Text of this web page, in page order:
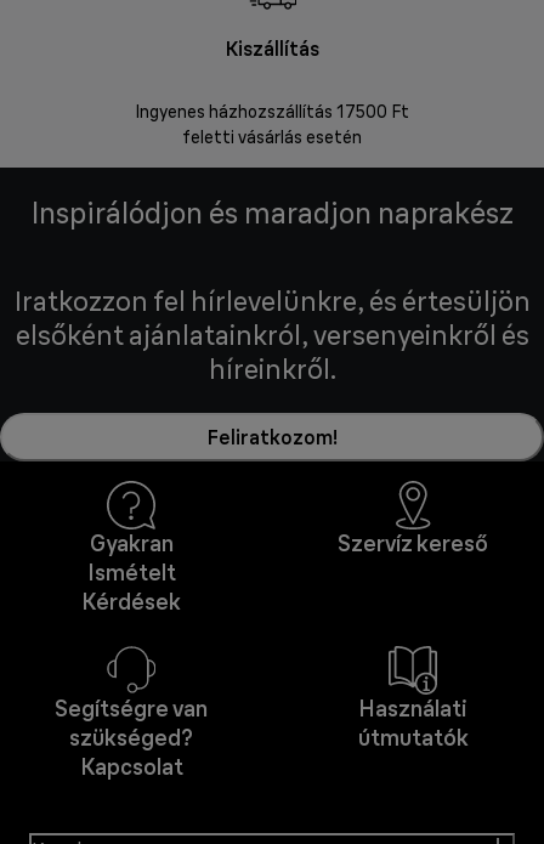
Kiszállítás
Ingyenes házhozszállítás 17500 Ft
feletti vásárlás esetén
Inspirálódjon és maradjon naprakész
Iratkozzon fel hírlevelünkre, és értesüljön
elsőként ajánlatainkról, versenyeinkről és
híreinkről.
Feliratkozom!
Gyakran
Ismételt
Kérdések
Szervíz kereső
Segítségre van
szükséged?
Kapcsolat
Használati
útmutatók